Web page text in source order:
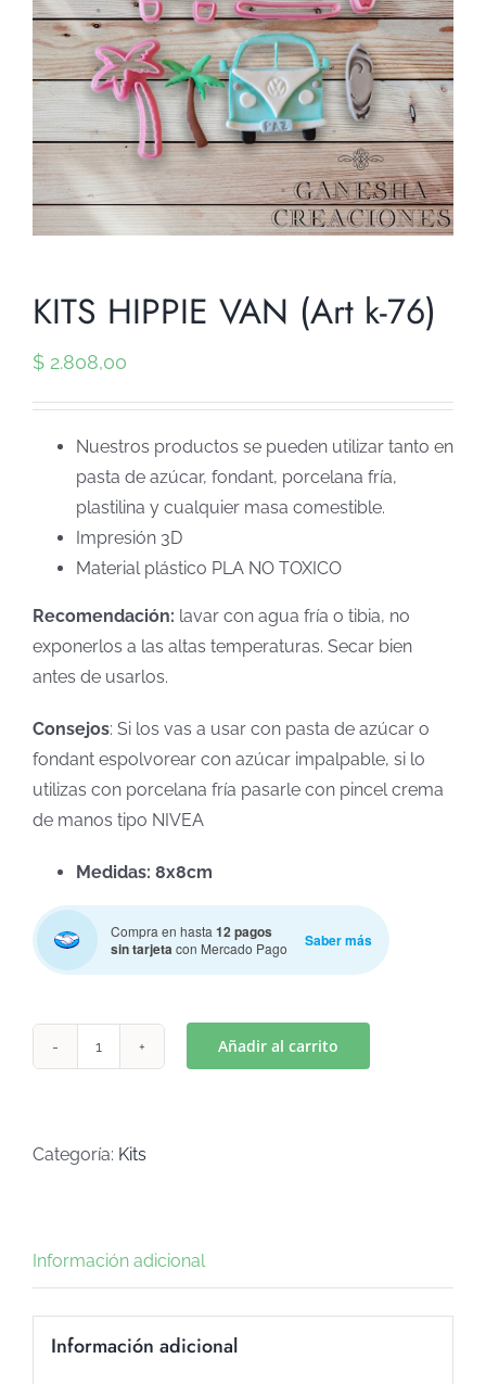
KITS HIPPIE VAN (Art k-76)
$ 2.808,00
Nuestros productos se pueden utilizar tanto en
pasta de azúcar, fondant, porcelana fría,
plastilina y cualquier masa comestible.
Impresión 3D
Material plástico PLA NO TOXICO
Recomendación: lavar con agua fría o tibia, no
exponerlos a las altas temperaturas. Secar bien
antes de usarlos.
Consejos: Si los vas a usar con pasta de azúcar o
fondant espolvorear con azúcar impalpable, si lo
utilizas con porcelana fría pasarle con pincel crema
de manos tipo NIVEA
Medidas: 8x8cm
Compra en hasta 12 pagos
sin tarjetacon Mercado Pago Saber más
(Art
Añadir al carrito
Categoría: Kits
Información adicional
Información adicional